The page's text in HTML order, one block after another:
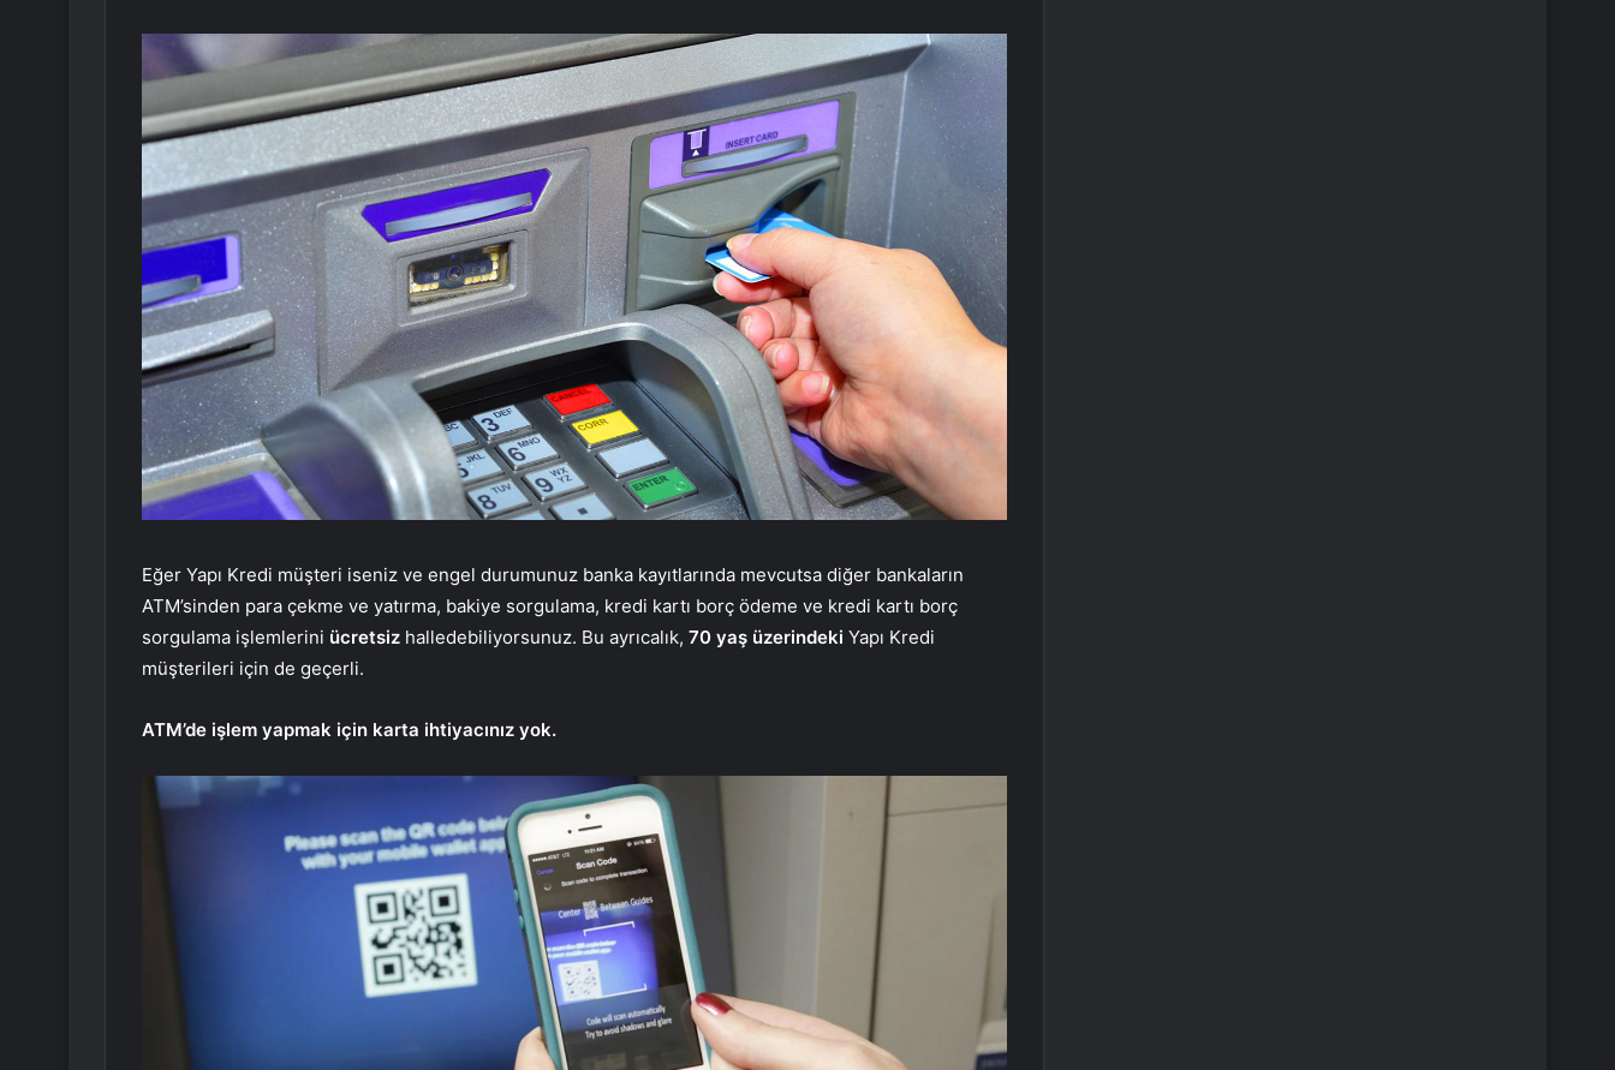
Eğer Yapı Kredi müşteri iseniz ve engel durumunuz banka kayıtlarında mevcutsa diğer bankaların
ATM’sinden para çekme ve yatırma, bakiye sorgulama, kredi kartı borç ödeme ve kredi kartı borç
sorgulama işlemlerini ücretsiz halledebiliyorsunuz. Bu ayrıcalık, 70 yaş üzerindeki Yapı Kredi
müşterileri için de geçerli.
ATM’de işlem yapmak için karta ihtiyacınız yok.